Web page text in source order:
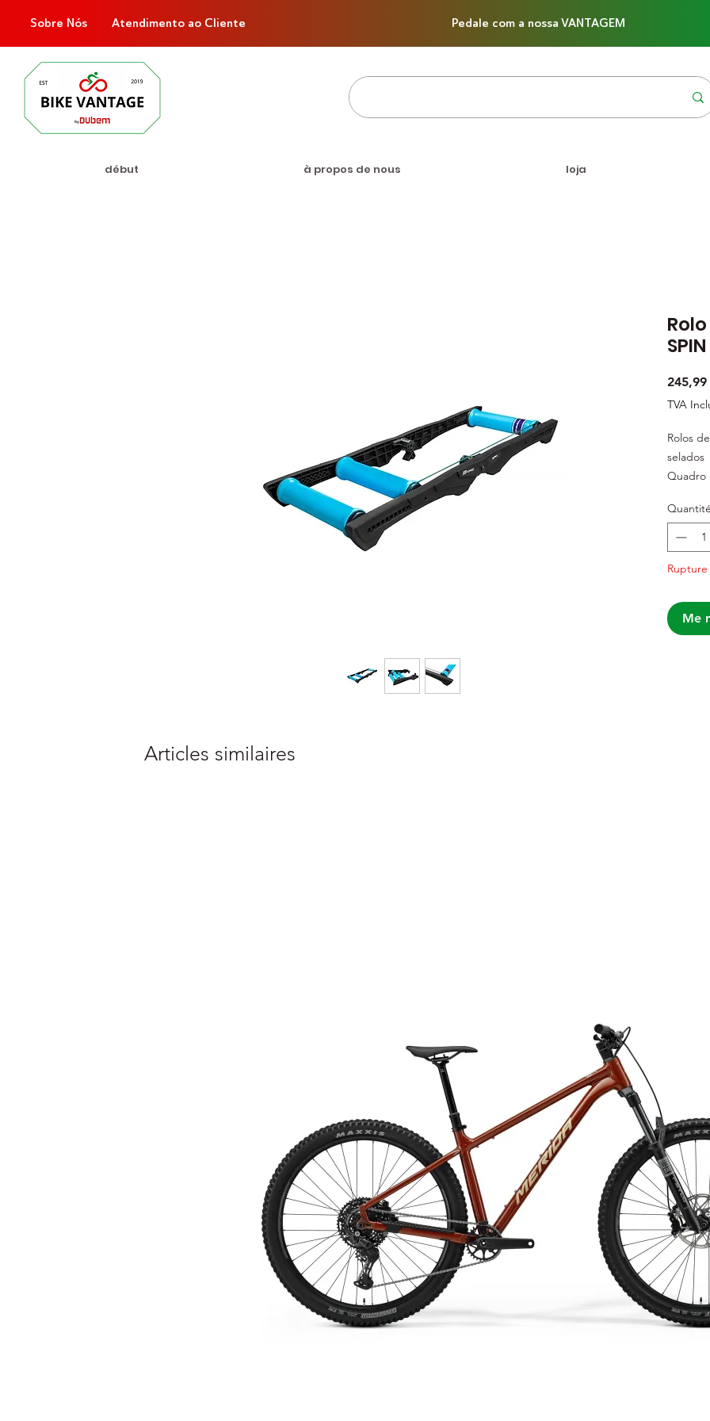
Sobre Nós Atendimento ao Cliente Pedale com a nossa VANTAGEM
début à propos de nous loja
SPIN
TVA
Rolos
selados
Quadro
liso)
do perfil
Limite
Quantité
Me
Articles similaires